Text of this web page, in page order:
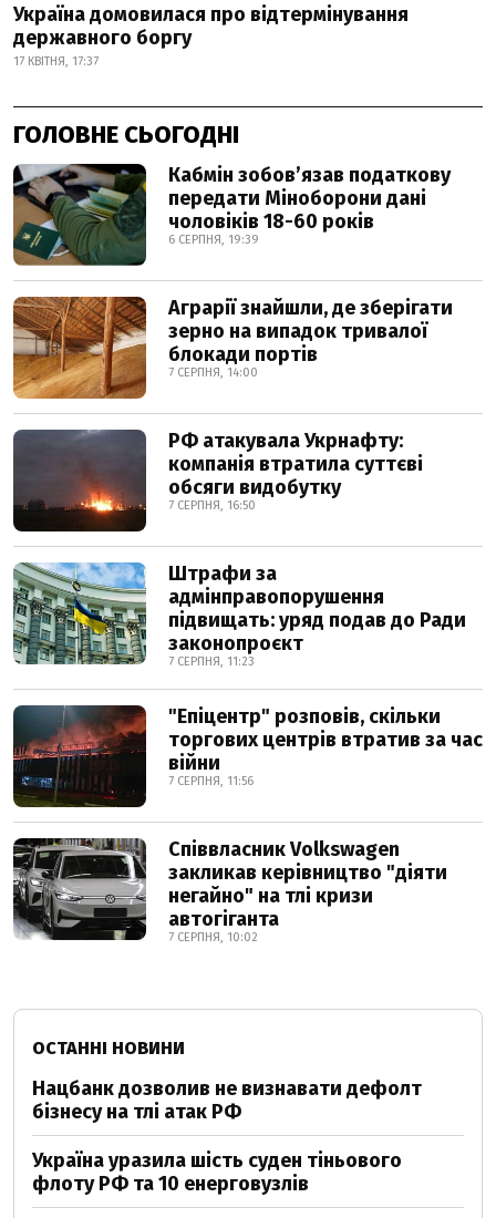
Україна домовилася про відтермінування
державного боргу
17 КВІТНЯ, 17:37
ГОЛОВНЕ СЬОГОДНІ
Кабмін зобовʼязав податкову
передати Міноборони дані
чоловіків 18-60 років
6 СЕРПНЯ, 19:39
Аграрії знайшли, де зберігати
зерно на випадок тривалої
блокади портів
7 СЕРПНЯ, 14:00
РФ атакувала Укрнафту:
компанія втратила суттєві
обсяги видобутку
7 СЕРПНЯ, 16:50
Штрафи за
адмінправопорушення
підвищать: уряд подав до Ради
законопроєкт
7 СЕРПНЯ, 11:23
"Епіцентр" розповів, скільки
торгових центрів втратив за час
війни
7 СЕРПНЯ, 11:56
Співвласник Volkswagen
закликав керівництво "діяти
негайно" на тлі кризи
автогіганта
7 СЕРПНЯ, 10:02
ОСТАННІ НОВИНИ
Нацбанк дозволив не визнавати дефолт
бізнесу на тлі атак РФ
Україна уразила шість суден тіньового
флоту РФ та 10 енерговузлів